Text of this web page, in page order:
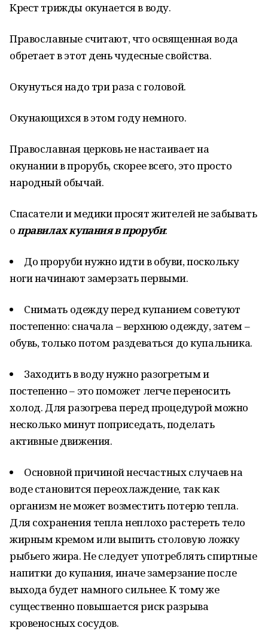
Крест трижды окунается в воду.
Православные считают, что освященная вода
обретает в этот день чудесные свойства.
Окунуться надо три раза с головой.
Окунающихся в этом году немного.
Православная церковь не настаивает на
окунании в прорубь, скорее всего, это просто
народный обычай.
Спасатели и медики просят жителей не забывать
оправилах купанияв проруби:
До проруби нужно идти в обуви, поскольку
ноги начинают замерзать первыми.
Снимать одежду перед купанием советуют
постепенно: сначала – верхнюю одежду, затем –
обувь, только потом раздеваться до купальника.
Заходить в воду нужно разогретым и
постепенно – это поможет легче переносить
холод. Для разогрева перед процедурой можно
несколько минут поприседать, поделать
активные движения.
Основной причиной несчастных случаев на
воде становится переохлаждение, так как
организм не может возместить потерю тепла.
Для сохранения тепла неплохо растереть тело
жирным кремом или выпить столовую ложку
рыбьего жира. Не следует употреблять спиртные
напитки до купания, иначе замерзание после
выхода будет намного сильнее. К тому же
существенно повышается риск разрыва
кровеносных сосудов.